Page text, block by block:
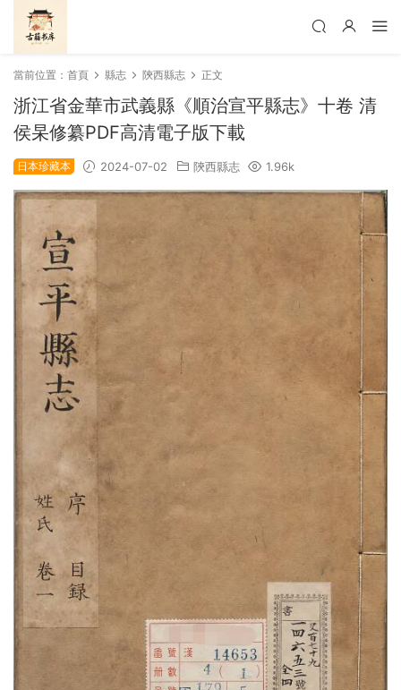
當前位置： 首頁 縣志 陝西縣志 正文
浙江省金華市武義縣《順治宣平縣志》十卷 清
侯杲修纂PDF高清電子版下載
日本珍藏本 2024-07-02 陝西縣志 1.96k